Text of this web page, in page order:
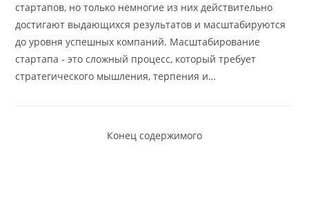
стартапов, но только немногие из них действительно
достигают выдающихся результатов и масштабируются
до уровня успешных компаний. Масштабирование
стартапа - это сложный процесс, который требует
стратегического мышления, терпения и…
Конец содержимого